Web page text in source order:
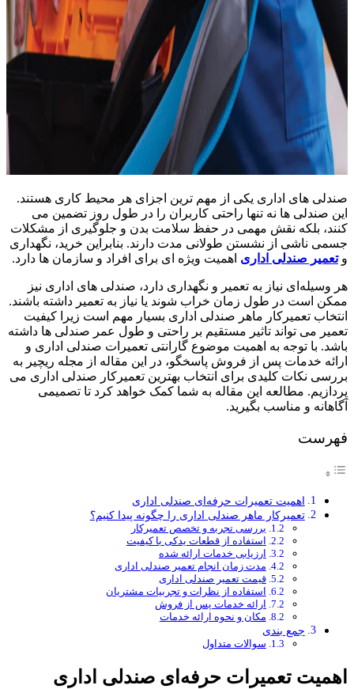
صندلی ‌های اداری یکی از مهم‌ ترین اجزای هر محیط کاری هستند.
این صندلی‌ ها نه تنها راحتی کاربران را در طول روز تضمین می
‌کنند، بلکه نقش مهمی در حفظ سلامت بدن و جلوگیری از مشکلات
جسمی ناشی از نشستن طولانی مدت دارند. بنابراین خرید، نگهداری
وتعمیر صندلی اداری اهمیت ویژه ای برای افراد و سازمان ها دارد.
هر وسیله‌ای نیاز به تعمیر و نگهداری دارد، صندلی‌ های اداری نیز
ممکن است در طول زمان خراب شوند یا نیاز به تعمیر داشته باشند.
انتخاب تعمیرکار ماهر صندلی اداری بسیار مهم است زیرا کیفیت
تعمیر می ‌تواند تاثیر مستقیم بر راحتی و طول عمر صندلی‌ ها داشته
باشد. با توجه به اهمیت موضوع گارانتی تعمیرات صندلی اداری و
ارائه خدمات پس از فروش پاسخگو، در این مقاله از مجله ریچیر به
بررسی نکات کلیدی برای انتخاب بهترین تعمیرکار صندلی اداری می‌
پردازیم. مطالعه این مقاله به شما کمک خواهد کرد تا تصمیمی
آگاهانه و مناسب بگیرید.
فهرست
اهمیت تعمیرات حرفه‌ای صندلی اداری
تعمیرکار ماهر صندلی اداری را چگونه پیدا کنیم؟
بررسی تجربه و تخصص تعمیرکار
استفاده از قطعات یدکی با کیفیت
ارزیابی خدمات ارائه شده
مدت زمان انجام تعمیر صندلی اداری
قیمت تعمیر صندلی اداری
استفاده از نظرات و تجربیات مشتریان
ارائه خدمات پس از فروش
مکان و نحوه ارائه خدمات
جمع ‌بندی
سوالات متداول
اهمیت تعمیرات حرفه‌ای صندلی اداری